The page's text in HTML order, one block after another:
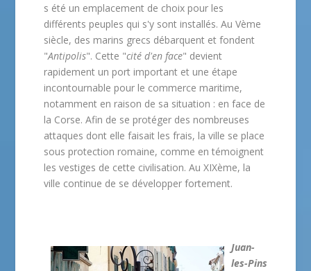
s été un emplacement de choix pour les
différents peuples qui s'y sont installés. Au Vème
siècle, des marins grecs débarquent et fondent
"Antipolis". Cette "cité d'en face" devient
rapidement un port important et une étape
incontournable pour le commerce maritime,
notamment en raison de sa situation : en face de
la Corse. Afin de se protéger des nombreuses
attaques dont elle faisait les frais, la ville se place
sous protection romaine, comme en témoignent
les vestiges de cette civilisation. Au XIXème, la
ville continue de se développer fortement.
Juan-
les-Pins